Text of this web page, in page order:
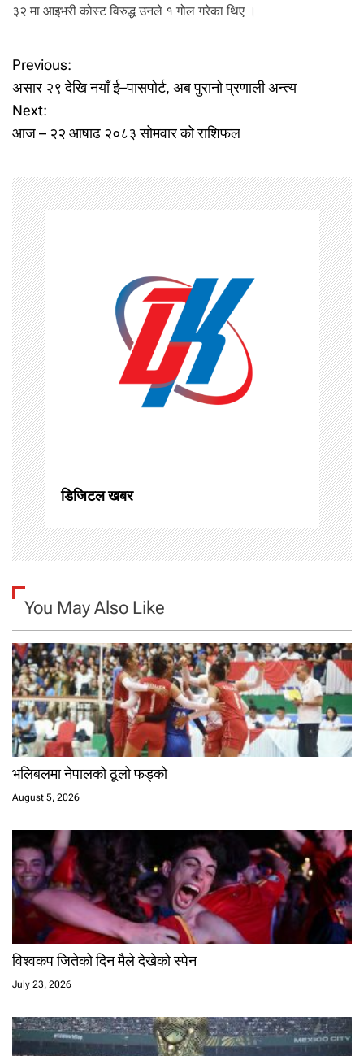
३२ मा आइभरी कोस्ट विरुद्ध उनले १ गोल गरेका थिए ।
P
o
s
t
n
a
v
i
g
a
t
i
o
n
Previous:
असार २९ देखि नयाँ ई–पासपोर्ट, अब पुरानो प्रणाली अन्त्य
Next:
आज – २२ आषाढ २०८३ सोमवार को राशिफल
डिजिटल खबर
You May Also Like
भलिबलमा नेपालको ठूलो फड्को
August 5, 2026
विश्वकप जितेको दिन मैले देखेको स्पेन
July 23, 2026